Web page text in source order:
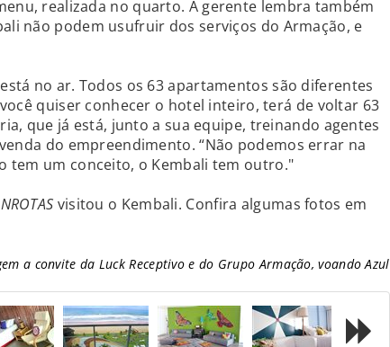
realizada no quarto. A gerente lembra também
não podem usufruir dos serviços do Armação, e
no ar. Todos os 63 apartamentos são diferentes
quiser conhecer o hotel inteiro, terá de voltar 63
que já está, junto a sua equipe, treinando agentes
do empreendimento. “Não podemos errar na
tem um conceito, o Kembali tem outro."
visitou o Kembali. Confira algumas fotos em
a convite da Luck Receptivo e do Grupo Armação, voando Azul